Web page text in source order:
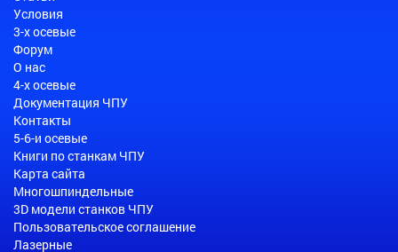
Условия
3-х осевые
Форум
О нас
4-х осевые
Документация ЧПУ
Контакты
5-6-и осевые
Книги по станкам ЧПУ
Карта сайта
Многошпиндельные
3D модели станков ЧПУ
Пользовательское соглашение
Лазерные